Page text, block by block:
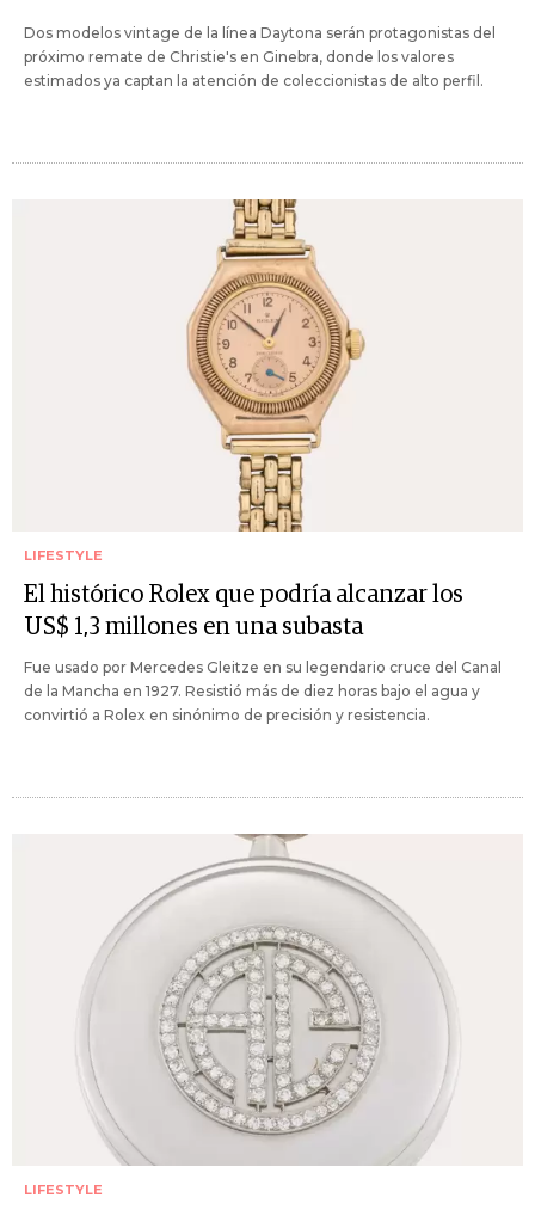
Dos modelos vintage de la línea Daytona serán protagonistas del
próximo remate de Christie's en Ginebra, donde los valores
estimados ya captan la atención de coleccionistas de alto perfil.
LIFESTYLE
El histórico Rolex que podría alcanzar los
US$ 1,3 millones en una subasta
Fue usado por Mercedes Gleitze en su legendario cruce del Canal
de la Mancha en 1927. Resistió más de diez horas bajo el agua y
convirtió a Rolex en sinónimo de precisión y resistencia.
LIFESTYLE